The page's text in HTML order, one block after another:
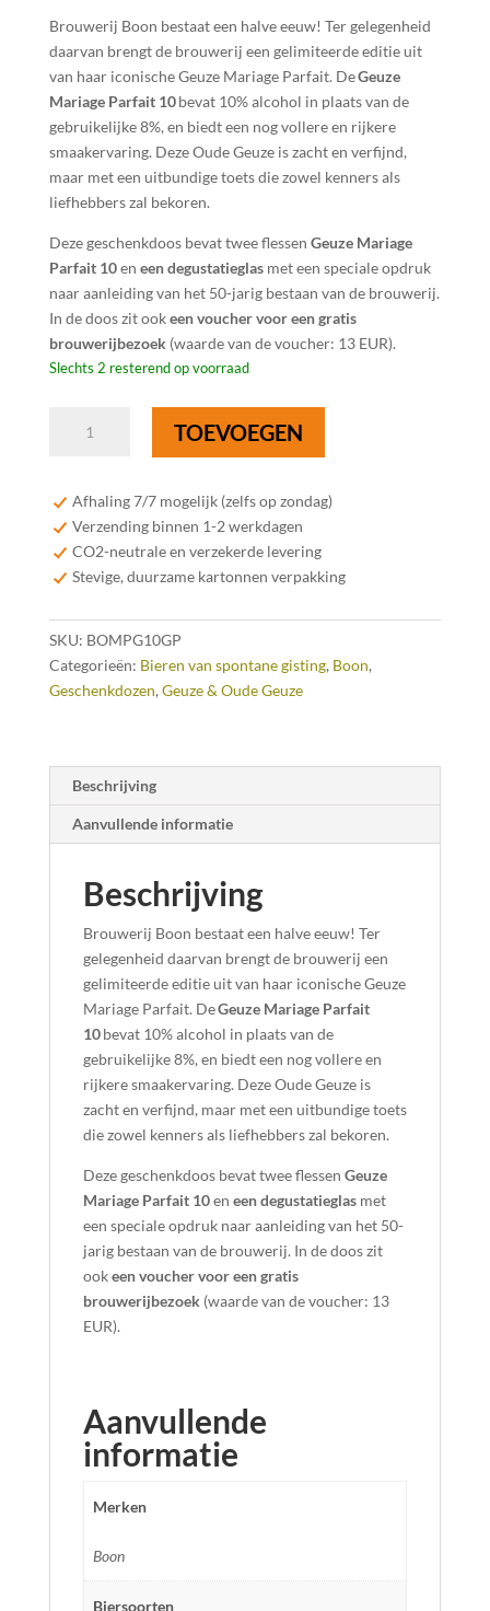
Brouwerij Boon bestaat een halve eeuw! Ter gelegenheid
daarvan brengt de brouwerij een gelimiteerde editie uit
van haar iconische Geuze Mariage Parfait. DeGeuze
Mariage Parfait 10bevat 10% alcohol in plaats van de
gebruikelijke 8%, en biedt een nog vollere en rijkere
smaakervaring. Deze Oude Geuze is zacht en verfijnd,
maar met een uitbundige toets die zowel kenners als
liefhebbers zal bekoren.
Deze geschenkdoos bevat twee flessen Geuze Mariage
Parfait 10en een degustatieglas met een speciale opdruk
naar aanleiding van het 50-jarig bestaan van de brouwerij.
In de doos zit ookeen voucher voor een gratis
brouwerijbezoek(waarde van de voucher: 13 EUR).
Slechts 2 resterend op voorraad
Geuze
Parfait
10
geschenkdoos
cl
+
glas
aantal
TOEVOEGEN
Afhaling 7/7 mogelijk (zelfs op zondag)
Verzending binnen 1-2 werkdagen
CO2-neutrale en verzekerde levering
Stevige, duurzame kartonnen verpakking
SKU: BOMPG10GP
Categorieën: Bieren van spontane gisting, Boon,
Geschenkdozen,Geuze & Oude Geuze
Beschrijving
Aanvullende informatie
Beschrijving
Brouwerij Boon bestaat een halve eeuw! Ter
gelegenheid daarvan brengt de brouwerij een
gelimiteerde editie uit van haar iconische Geuze
Mariage Parfait. DeGeuze Mariage Parfait
10bevat 10% alcohol in plaats van de
gebruikelijke 8%, en biedt een nog vollere en
rijkere smaakervaring. Deze Oude Geuze is
zacht en verfijnd, maar met een uitbundige toets
die zowel kenners als liefhebbers zal bekoren.
Deze geschenkdoos bevat twee flessen Geuze
Mariage Parfait 10en een degustatieglas met
een speciale opdruk naar aanleiding van het 50-
jarig bestaan van de brouwerij. In de doos zit
ookeen voucher voor een gratis
brouwerijbezoek(waarde van de voucher: 13
EUR).
Aanvullende
informatie
Merken
Boon
Biersoorten